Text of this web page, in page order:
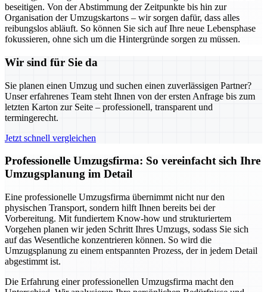
beseitigen. Von der Abstimmung der Zeitpunkte bis hin zur
Organisation der Umzugskartons – wir sorgen dafür, dass alles
reibungslos abläuft. So können Sie sich auf Ihre neue Lebensphase
fokussieren, ohne sich um die Hintergründe sorgen zu müssen.
Wir sind für Sie da
Sie planen einen Umzug und suchen einen zuverlässigen Partner?
Unser erfahrenes Team steht Ihnen von der ersten Anfrage bis zum
letzten Karton zur Seite – professionell, transparent und
termingerecht.
Jetzt schnell vergleichen
Professionelle Umzugsfirma: So vereinfacht sich Ihre
Umzugsplanung im Detail
Eine professionelle Umzugsfirma übernimmt nicht nur den
physischen Transport, sondern hilft Ihnen bereits bei der
Vorbereitung. Mit fundiertem Know-how und strukturiertem
Vorgehen planen wir jeden Schritt Ihres Umzugs, sodass Sie sich
auf das Wesentliche konzentrieren können. So wird die
Umzugsplanung zu einem entspannten Prozess, der in jedem Detail
abgestimmt ist.
Die Erfahrung einer professionellen Umzugsfirma macht den